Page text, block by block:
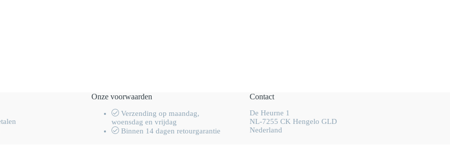
Onze voorwaarden
Verzending op maandag,
woensdag en vrijdag
Binnen 14 dagen retourgarantie
Contact
De Heurne 1
NL-7255 CK Hengelo GLD
Nederland